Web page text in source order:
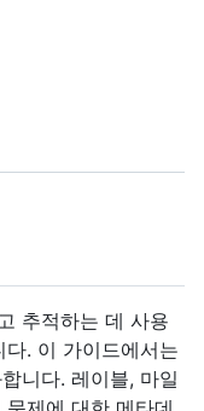
추적하는 데 사용
. 이 가이드에서는
니다. 레이블, 마일